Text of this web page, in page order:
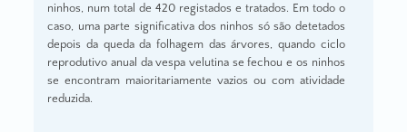
ninhos, num total de 420 registados e tratados. Em todo o
caso, uma parte significativa dos ninhos só são detetados
depois da queda da folhagem das árvores, quando ciclo
reprodutivo anual da vespa velutina se fechou e os ninhos
se encontram maioritariamente vazios ou com atividade
reduzida.